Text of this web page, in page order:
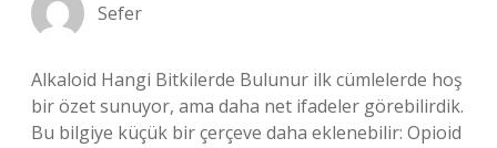
Sefer
Alkaloid Hangi Bitkilerde Bulunur ilk cümlelerde hoş
bir özet sunuyor, ama daha net ifadeler görebilirdik.
Bu bilgiye küçük bir çerçeve daha eklenebilir: Opioid